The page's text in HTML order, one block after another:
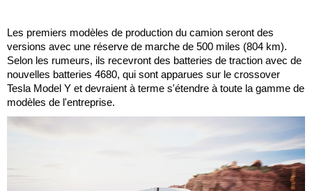
Les premiers modèles de production du camion seront des
versions avec une réserve de marche de 500 miles (804 km).
Selon les rumeurs, ils recevront des batteries de traction avec de
nouvelles batteries 4680, qui sont apparues sur le crossover
Tesla Model Y et devraient à terme s'étendre à toute la gamme de
modèles de l'entreprise.